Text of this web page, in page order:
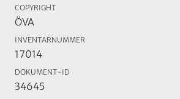
COPYRIGHT
ÖVA
INVENTARNUMMER
17014
DOKUMENT-ID
34645